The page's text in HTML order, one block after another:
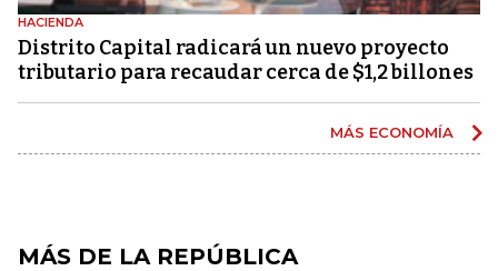
HACIENDA
Distrito Capital radicará un nuevo proyecto
tributario para recaudar cerca de $1,2 billones
MÁS ECONOMÍA
MÁS DE LA REPÚBLICA